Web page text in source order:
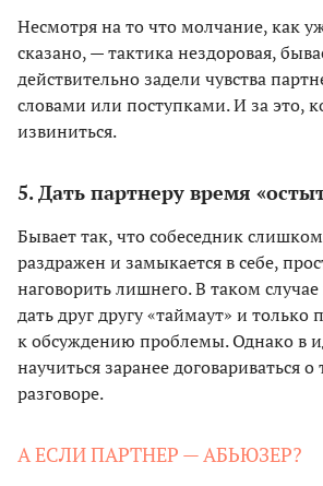
Несмотря на то что молчание, как
сказано, — тактика нездоровая,
действительно задели чувства
словами или поступками. И за это,
извиниться.
5. Дать партнеру время
Бывает так, что собеседник
раздражен и замыкается в себе,
наговорить лишнего. В таком
дать друг другу «таймаут» и только
к обсуждению проблемы. Однако в
научиться заранее договариваться о
разговоре.
А ЕСЛИ ПАРТНЕР — АБЬЮЗЕР?